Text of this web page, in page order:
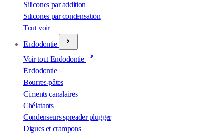
Silicones par addition
Silicones par condensation
Tout voir
Endodontie
Voir tout Endodontie
Endodontie
Bourres-pâtes
Ciments canalaires
Chélatants
Condenseurs spreader plugger
Digues et crampons